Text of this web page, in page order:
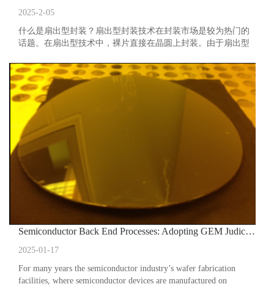
2025-2-05
什么是扇出型封装？扇出型封装技术在封装市场是较为热门的
话题。在扇出型技术中，裸片直接在晶圆上封装。由于扇出型
廉价。
Semiconductor Back End Processes: Adopting GEM Judiciously
2025-01-17
For many years the semiconductor industry’s wafer fabrication
facilities, where semiconductor devices are manufactured on